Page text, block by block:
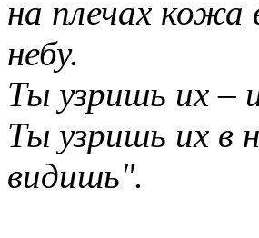
на плечах кожа
небу.
Ты узришь их –
Ты узришь их в
видишь".